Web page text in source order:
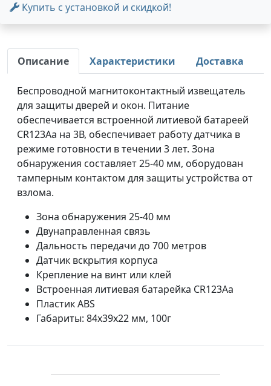
Купить с установкой и скидкой!
Описание Характеристики Доставка
Беспроводной магнитоконтактный извещатель
для защиты дверей и окон. Питание
обеспечивается встроенной литиевой батареей
CR123Aа на 3В, обеспечивает работу датчика в
режиме готовности в течении 3 лет. Зона
обнаружения составляет 25-40 мм, оборудован
тамперным контактом для защиты устройства от
взлома.
Зона обнаружения 25-40 мм
Двунаправленная связь
Дальность передачи до 700 метров
Датчик вскрытия корпуса
Крепление на винт или клей
Встроенная литиевая батарейка CR123Aа
Пластик ABS
Габариты: 84х39х22 мм, 100г